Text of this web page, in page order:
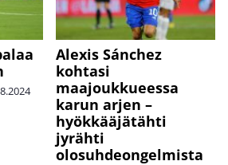
Alexis Sánchez
kohtasi
maajoukkueessa
karun arjen –
hyökkääjätähti
jyrähti
olosuhdeongelmista